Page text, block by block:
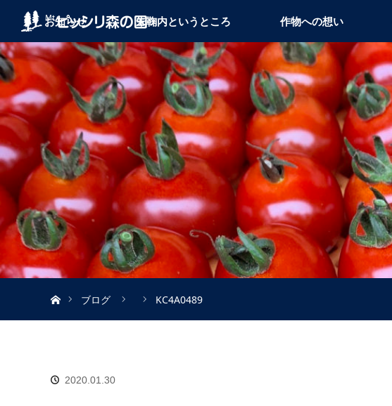
お知らせ 朱鞠内というところ 作物への想い
ブログ
KC4A0489
2020.01.30